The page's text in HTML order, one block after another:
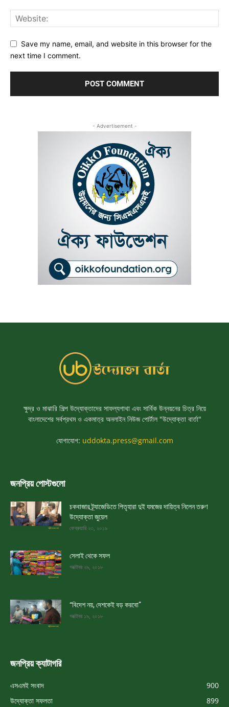
Save my name, email, and website in this browser for the
next time I comment.
- Advertisement -
ক্ষুদ্র ও মাঝারি শিল্প উদ্যোক্তাদের সাফল্যগাথা এবং সার্বিক উন্নয়নের চিত্র নিয়ে
বাংলাদেশের সর্বপ্রথম ও একমাত্র অনলাইন নিউজ পোর্টাল "উদ্যোক্তা বার্তা"
যোগাযোগ: uddokta.press@gmail.com
জনপ্রিয় পোস্টগুলো
চকবাজার ট্র্যাজেডিতে পিতৃহারা দুই যমজের দায়িত্ব নিলেন তরুণ
উদ্যোক্তা জুয়েল
ফেব্রুয়ারি ২৩, ২০১৯
সেলাই থেকে সফল
অক্টোবর ২৯, ২০১৮
“বিদেশ নয়, দেশকেই বড় করবো”
অক্টোবর ১৯, ২০১৮
জনপ্রিয় ক্যাটাগরি
এসএমই সংবাদ
900
উদ্যোক্তা সফলতা
899